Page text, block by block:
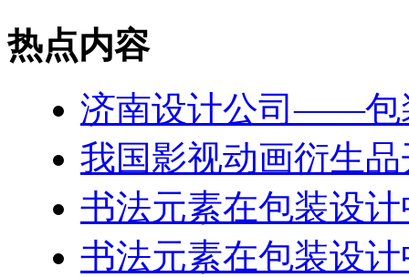
热点内容
济南设计公司——包
我国影视动画衍生
书法元素在包装设
书法元素在包装设